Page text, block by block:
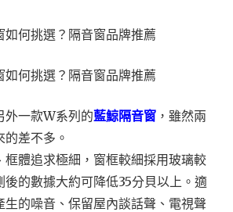
外一款W系列的藍鯨隔音窗 ，雖然兩
差不多。
框體追求極細，窗框較細採用玻璃較
後的數據大約可降低35分貝以上。適
生的噪音、保留屋內談話聲、電視聲